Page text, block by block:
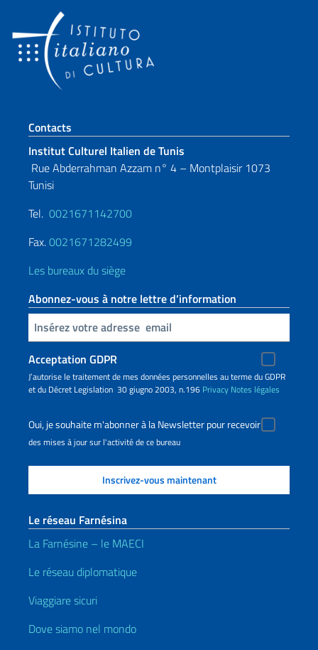
Section de pied de page
Contacts
Institut Culturel Italien de Tunis
Rue Abderrahman Azzam n° 4 – Montplaisir 1073
Tunisi
Tel. 0021671142700
Fax.0021671282499
Les bureaux du siège
Abonnez-vous à notre lettre d’information
Insert your email
Acceptation GDPR
J’autorise le traitement de mes données personnelles au terme du GDPR
et du Décret Legislation 30 giugno 2003, n.196 Privacy Notes légales
Oui, je souhaite m'abonner à la Newsletter pour recevoir
des mises à jour sur l'activité de ce bureau
Le réseau Farnésina
La Farnésine – le MAECI
Le réseau diplomatique
Viaggiare sicuri
Dove siamo nel mondo